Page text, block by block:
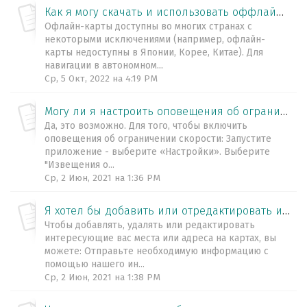
Как я могу скачать и использовать оффлайн-карты?
Офлайн-карты доступны во многих странах с
некоторыми исключениями (например, офлайн-
карты недоступны в Японии, Корее, Китае). Для
навигации в автономном...
Ср, 5 Окт, 2022 на 4:19 PM
Могу ли я настроить оповещения об ограничении скорости?
Да, это возможно. Для того, чтобы включить
оповещения об ограничении скорости: Запустите
приложение - выберите «Настройки». Выберите
"Извещения о...
Ср, 2 Июн, 2021 на 1:36 PM
Я хотел бы добавить или отредактировать информацию о своей компании на ваших картах. Как это сделать?
Чтобы добавлять, удалять или редактировать
интересующие вас места или адреса на картах, вы
можете: Отправьте необходимую информацию с
помощью нашего ин...
Ср, 2 Июн, 2021 на 1:38 PM